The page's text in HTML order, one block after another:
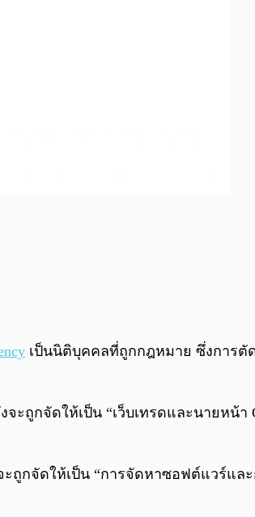
เป็นนิติบุคคลที่ถูกกฎหมาย ซึ่งการตั
จะถูกจัดให้เป็น “เว็บเทรดและนายหน้
ะถูกจัดให้เป็น “การจัดหาซอฟต์แวร์แล